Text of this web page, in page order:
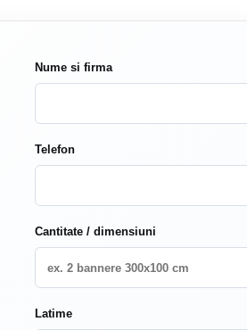
Nume si firma
Telefon
Cantitate / dimensiuni
Latime